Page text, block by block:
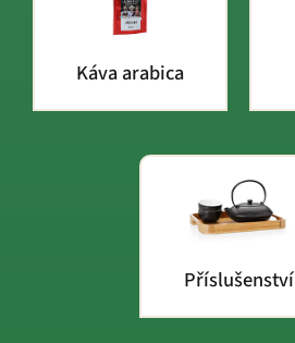
Káva arabica
Příslušenství